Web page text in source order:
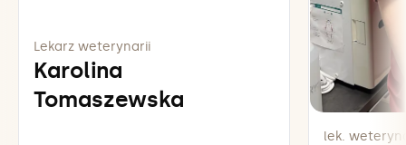
Lekarz weterynarii
Karolina
Tomaszewska
lek.